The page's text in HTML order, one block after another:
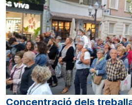
Concentració dels